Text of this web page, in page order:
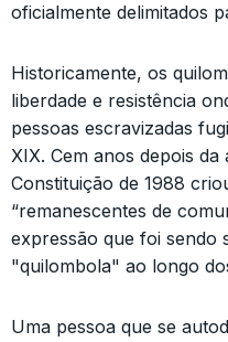
oficialmente delimitados
Historicamente, os
liberdade e resistência
pessoas escravizadas
XIX. Cem anos depois
Constituição de 1988
“remanescentes de
expressão que foi sendo
"quilombola" ao longo
Uma pessoa que se